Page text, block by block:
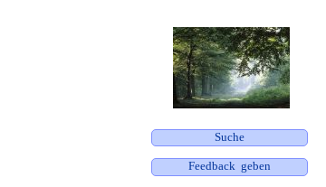
Suche
Feedback geben